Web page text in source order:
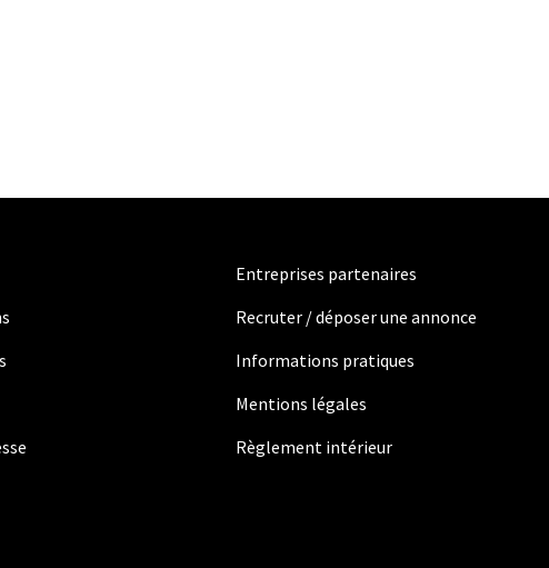
Entreprises partenaires
Recruter / déposer une annonce
Informations pratiques
Mentions légales
Règlement intérieur